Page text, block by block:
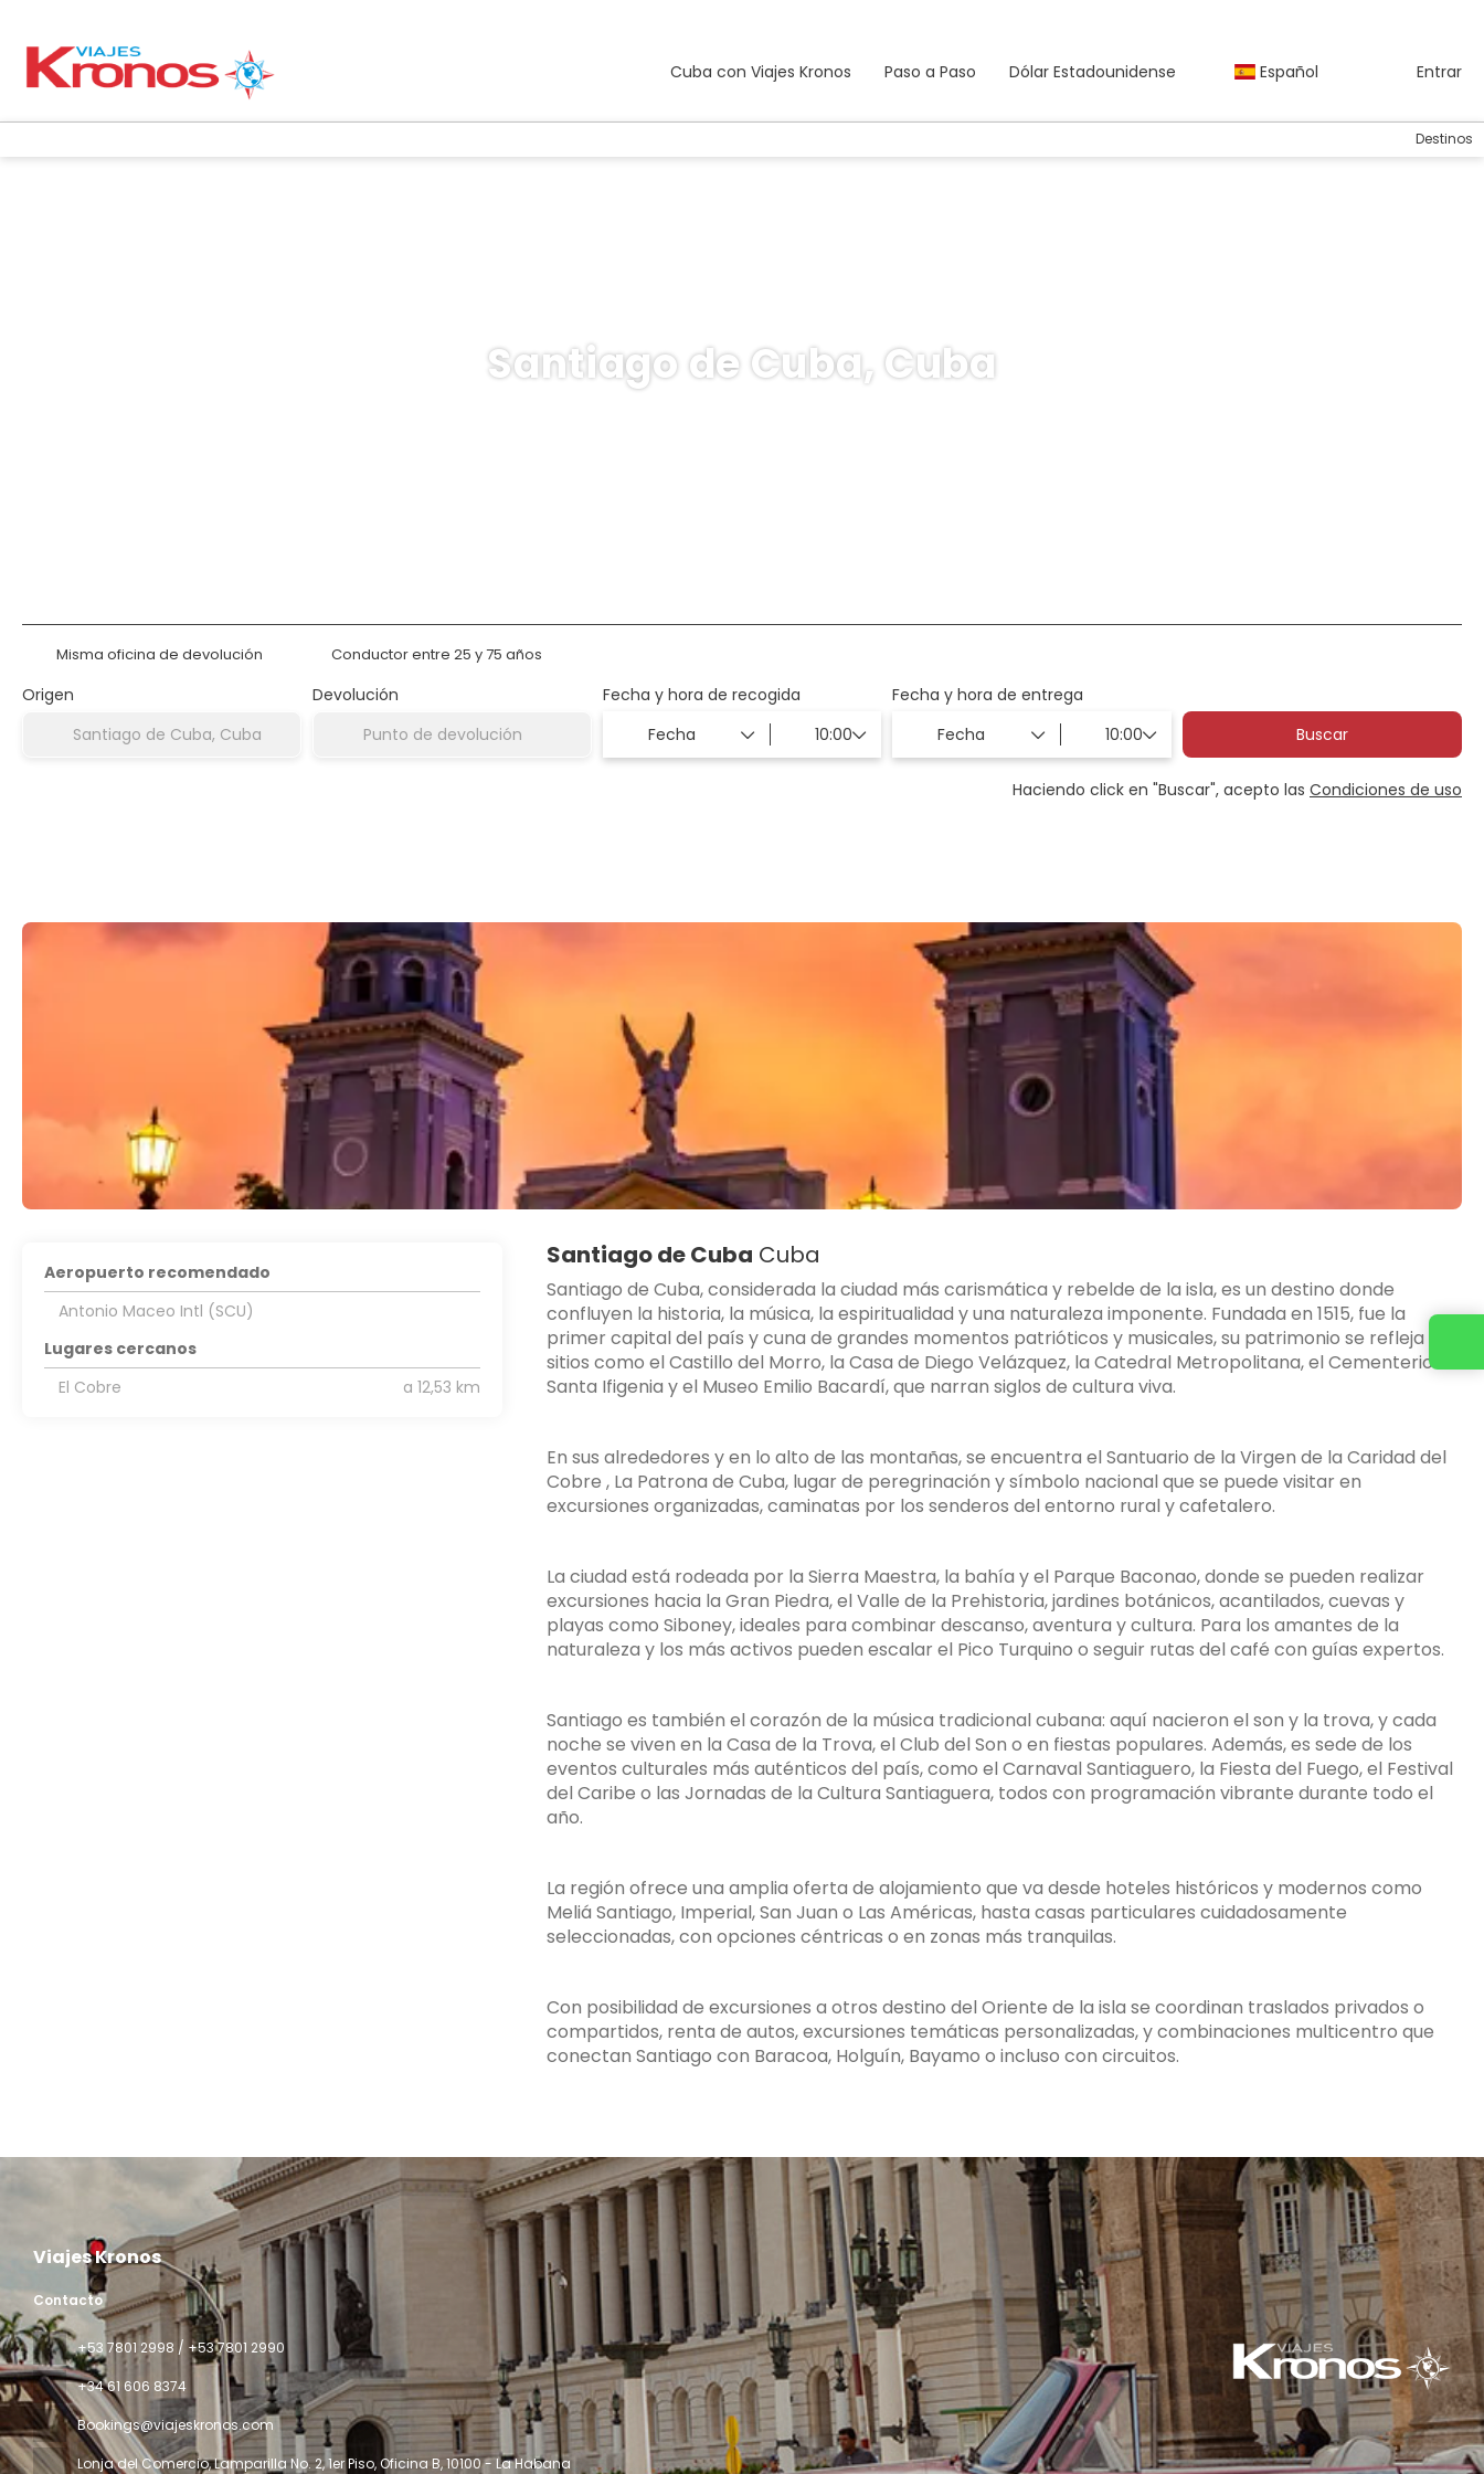
Cuba con Viajes Kronos Paso a Paso Dólar Estadounidense Español Entrar
Destinos
Santiago de Cuba, Cuba
Misma oficina de devolución Conductor entre 25 y 75 años
Origen Devolución Fecha y hora de recogida
Fecha y hora de entrega
Buscar
Haciendo click en "Buscar", acepto las Condiciones de uso
Santiago de Cuba Cuba
Santiago de Cuba, considerada la ciudad más carismática y rebelde de la isla, es un destino donde
confluyen la historia, la música, la espiritualidad y una naturaleza imponente. Fundada en 1515, fue la
primer capital del país y cuna de grandes momentos patrióticos y musicales, su patrimonio se refleja en
sitios como el Castillo del Morro, la Casa de Diego Velázquez, la Catedral Metropolitana, el Cementerio de
Santa Ifigenia y el Museo Emilio Bacardí, que narran siglos de cultura viva.
En sus alrededores y en lo alto de las montañas, se encuentra el Santuario de la Virgen de la Caridad del
Cobre , La Patrona de Cuba, lugar de peregrinación y símbolo nacional que se puede visitar en
excursiones organizadas, caminatas por los senderos del entorno rural y cafetalero.
La ciudad está rodeada por la Sierra Maestra, la bahía y el Parque Baconao, donde se pueden realizar
excursiones hacia la Gran Piedra, el Valle de la Prehistoria, jardines botánicos, acantilados, cuevas y
playas como Siboney, ideales para combinar descanso, aventura y cultura. Para los amantes de la
naturaleza y los más activos pueden escalar el Pico Turquino o seguir rutas del café con guías expertos.
Santiago es también el corazón de la música tradicional cubana: aquí nacieron el son y la trova, y cada
noche se viven en la Casa de la Trova, el Club del Son o en fiestas populares. Además, es sede de los
eventos culturales más auténticos del país, como el Carnaval Santiaguero, la Fiesta del Fuego, el Festival
del Caribe o las Jornadas de la Cultura Santiaguera, todos con programación vibrante durante todo el
año.
La región ofrece una amplia oferta de alojamiento que va desde hoteles históricos y modernos como
Meliá Santiago, Imperial, San Juan o Las Américas, hasta casas particulares cuidadosamente
seleccionadas, con opciones céntricas o en zonas más tranquilas.
Con posibilidad de excursiones a otros destino del Oriente de la isla se coordinan traslados privados o
compartidos, renta de autos, excursiones temáticas personalizadas, y combinaciones multicentro que
conectan Santiago con Baracoa, Holguín, Bayamo o incluso con circuitos.
Aeropuerto recomendado
Antonio Maceo Intl (SCU)
Lugares cercanos
El Cobre
a 12,53 km
Viajes Kronos
Contacto
‎+53 7801 2998 / +53 7801 2990
+34 61 606 8374
Bookings@viajeskronos.com
Lonja del Comercio, Lamparilla No. 2, 1er Piso, Oficina B, 10100 - La Habana
Contacta con nosotros